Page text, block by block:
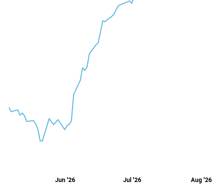
Jun '26 Jul '26 Aug '26